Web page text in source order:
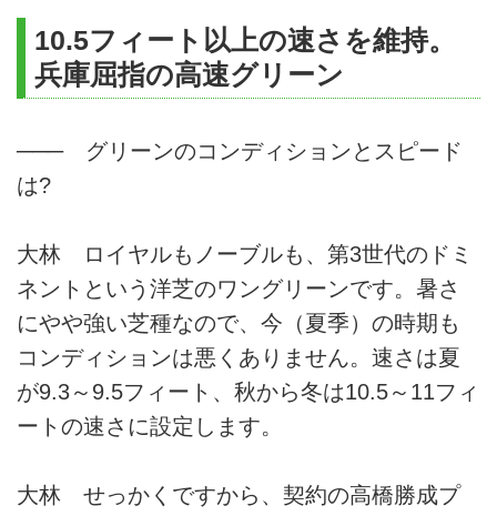
10.5フィート以上の速さを維持。
兵庫屈指の高速グリーン
─── グリーンのコンディションとスピード
は?
大林 ロイヤルもノーブルも、第3世代のドミ
ネントという洋芝のワングリーンです。暑さ
にやや強い芝種なので、今（夏季）の時期も
コンディションは悪くありません。速さは夏
が9.3～9.5フィート、秋から冬は10.5～11フィ
ートの速さに設定します。
大林 せっかくですから、契約の高橋勝成プ